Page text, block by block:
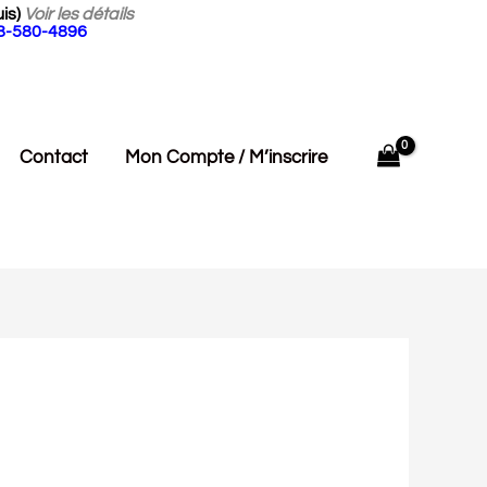
Voir les détails
580-4896
Contact Mon Compte / M’inscrire